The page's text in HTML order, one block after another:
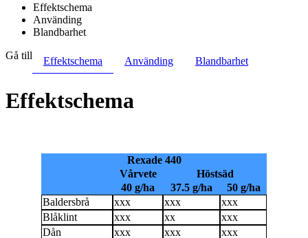
Effektschema
Använding
Blandbarhet
Gå till
Effektschema Använding Blandbarhet
Effektschema
Rexade 440
Vårvete
Höstsäd
40 g/ha
37.5 g/ha
50 g/ha
Baldersbrå
xxx xxx
xxx
Blåklint
xxx xx
xxx
Dån
xxx xxx
xxx